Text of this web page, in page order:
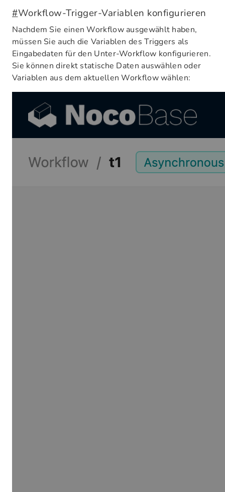
#Workflow-Trigger-Variablen konfigurieren
Nachdem Sie einen Workflow ausgewählt haben,
müssen Sie auch die Variablen des Triggers als
Eingabedaten für den Unter-Workflow konfigurieren.
Sie können direkt statische Daten auswählen oder
Variablen aus dem aktuellen Workflow wählen: